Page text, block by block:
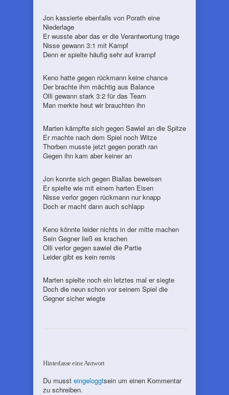
Jon kassierte ebenfalls von Porath eine
Niederlage
Er wusste aber das er die Verantwortung trage
Nisse gewann 3:1 mit Kampf
Denn er spielte häufig sehr auf krampf
Keno hatte gegen rückmann keine chance
Der brachte ihm mächtig aus Balance
Olli gewann stark 3:2 für das Team
Man merkte heut wir brauchten ihn
Marten kämpfte sich gegen Sawiel an die Spitze
Er machte nach dem Spiel noch Witze
Thorben musste jetzt gegen porath ran
Gegen ihn kam aber keiner an
Jon konnte sich gegen Biallas beweisen
Er spielte wie mit einem harten Eisen
Nisse verlor gegen rückmann nur knapp
Doch er macht dann auch schlapp
Keno könnte leider nichts in der mitte machen
Sein Gegner ließ es krachen
Olli verlor gegen sawiel die Partie
Leider gibt es kein remis
Marten spielte noch ein letztes mal er siegte
Doch die neun schon vor seinem Spiel die
Gegner sicher wiegte
Hinterlasse eine Antwort
Du musst eingeloggtsein um einen Kommentar
zu schreiben.